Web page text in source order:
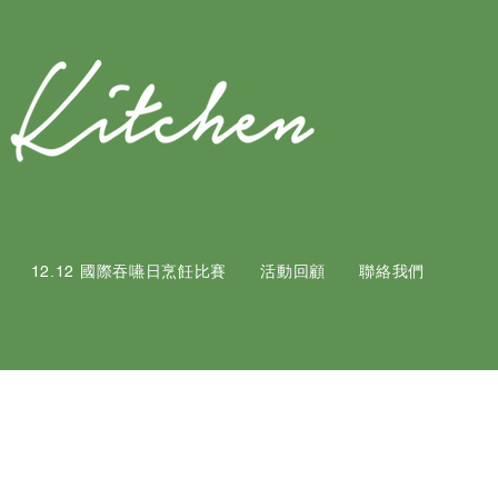
12.12 國際吞嚥日烹飪比賽 活動回顧 聯絡我們